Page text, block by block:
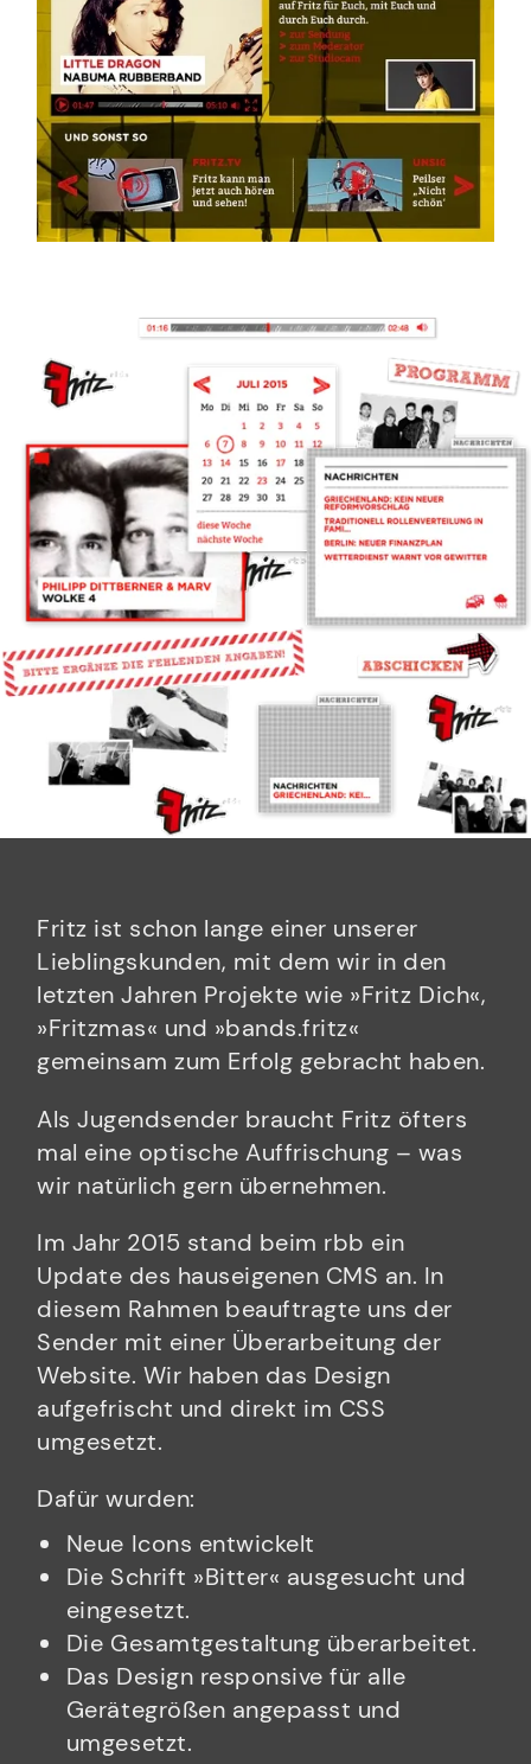
Fritz ist schon lange einer unserer
Lieblingskunden, mit dem wir in den
letzten Jahren Projekte wie »Fritz Dich«,
»Fritzmas« und »bands.fritz«
gemeinsam zum Erfolg gebracht haben.
Als Jugendsender braucht Fritz öfters
mal eine optische Auffrischung – was
wir natürlich gern übernehmen.
Im Jahr 2015 stand beim rbb ein
Update des hauseigenen CMS an. In
diesem Rahmen beauftragte uns der
Sender mit einer Überarbeitung der
Website. Wir haben das Design
aufgefrischt und direkt im CSS
umgesetzt.
Dafür wurden:
Neue Icons entwickelt
Die Schrift »Bitter« ausgesucht und
eingesetzt.
Die Gesamtgestaltung überarbeitet.
Das Design responsive für alle
Gerätegrößen angepasst und
umgesetzt.